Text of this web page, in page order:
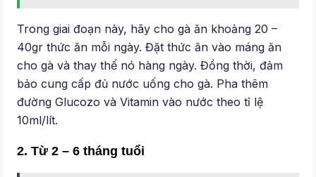
Trong giai đoạn này, hãy cho gà ăn khoảng 20 –
40gr thức ăn mỗi ngày. Đặt thức ăn vào máng ăn
cho gà và thay thế nó hàng ngày. Đồng thời, đảm
bảo cung cấp đủ nước uống cho gà. Pha thêm
đường Glucozo và Vitamin vào nước theo tỉ lệ
10ml/lít.
2. Từ 2 – 6 tháng tuổi